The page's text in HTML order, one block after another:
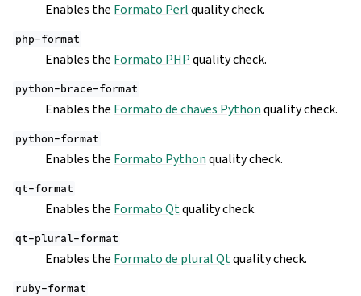
Enables the Formato Perlquality check.
php-format
Enables the Formato PHPquality check.
python-brace-format
Enables the Formato de chaves Pythonquality check.
python-format
Enables the Formato Pythonquality check.
qt-format
Enables the Formato Qtquality check.
qt-plural-format
Enables the Formato de plural Qtquality check.
ruby-format